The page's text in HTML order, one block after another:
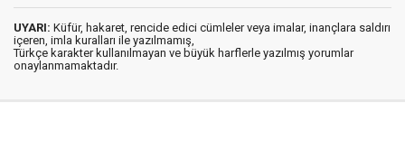
UYARI: Küfür, hakaret, rencide edici cümleler veya imalar, inançlara saldırı
içeren, imla kuralları ile yazılmamış,
Türkçe karakter kullanılmayan ve büyük harflerle yazılmış yorumlar
onaylanmamaktadır.